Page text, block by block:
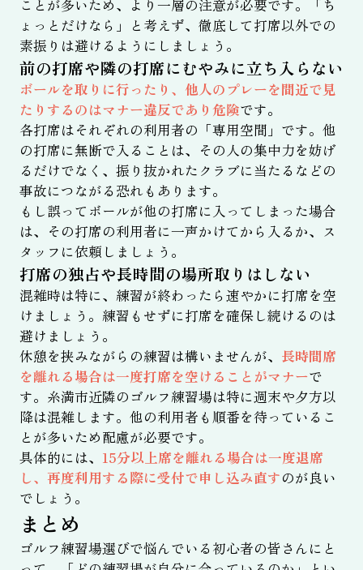
ことが多いため、より一層の注意が必要です。「ち
ょっとだけなら」と考えず、徹底して打席以外での
素振りは避けるようにしましょう。
前の打席や隣の打席にむやみに立ち入らない
ボールを取りに行ったり、他人のプレーを間近で見
たりするのはマナー違反であり危険です。
各打席はそれぞれの利用者の「専用空間」です。他
の打席に無断で入ることは、その人の集中力を妨げ
るだけでなく、振り抜かれたクラブに当たるなどの
事故につながる恐れもあります。
もし誤ってボールが他の打席に入ってしまった場合
は、その打席の利用者に一声かけてから入るか、ス
タッフに依頼しましょう。
打席の独占や長時間の場所取りはしない
混雑時は特に、練習が終わったら速やかに打席を空
けましょう。練習もせずに打席を確保し続けるのは
避けましょう。
休憩を挟みながらの練習は構いませんが、 長時間席
を離れる場合は一度打席を空けることがマナーで
す。糸満市近隣のゴルフ練習場は特に週末や夕方以
降は混雑します。他の利用者も順番を待っているこ
とが多いため配慮が必要です。
具体的には、 15分以上席を離れる場合は一度退席
し、再度利用する際に受付で申し込み直すのが良い
でしょう。
まとめ
ゴルフ練習場選びで悩んでいる初心者の皆さんにと